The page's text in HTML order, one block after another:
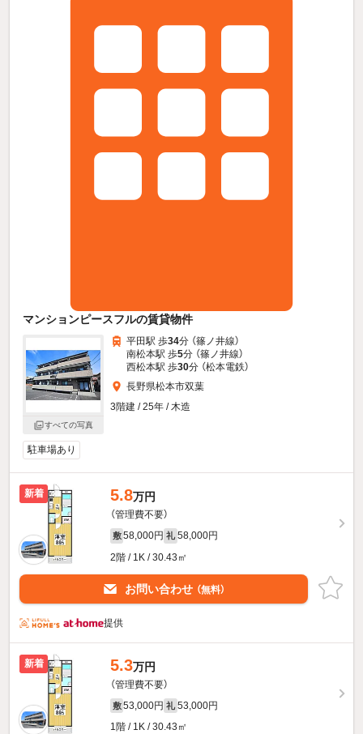
マンションピースフルの賃貸物件
すべての写真
平田駅 歩34分 （篠ノ井線）
南松本駅 歩5分 （篠ノ井線）
西松本駅 歩30分 （松本電鉄）
長野県松本市双葉
3階建 / 25年 / 木造
駐車場あり
新着 5.8万円
（管理費不要）
敷 58,000円 礼 58,000円
2階 / 1K / 30.43㎡
お問い合わせ （無料）
提供
新着 5.3万円
（管理費不要）
敷 53,000円 礼 53,000円
1階 / 1K / 30.43㎡